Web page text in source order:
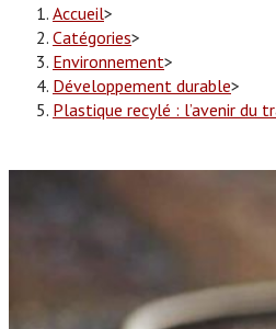
Accueil>
Catégories>
Environnement>
Développement durable>
Plastique recylé : l’avenir du